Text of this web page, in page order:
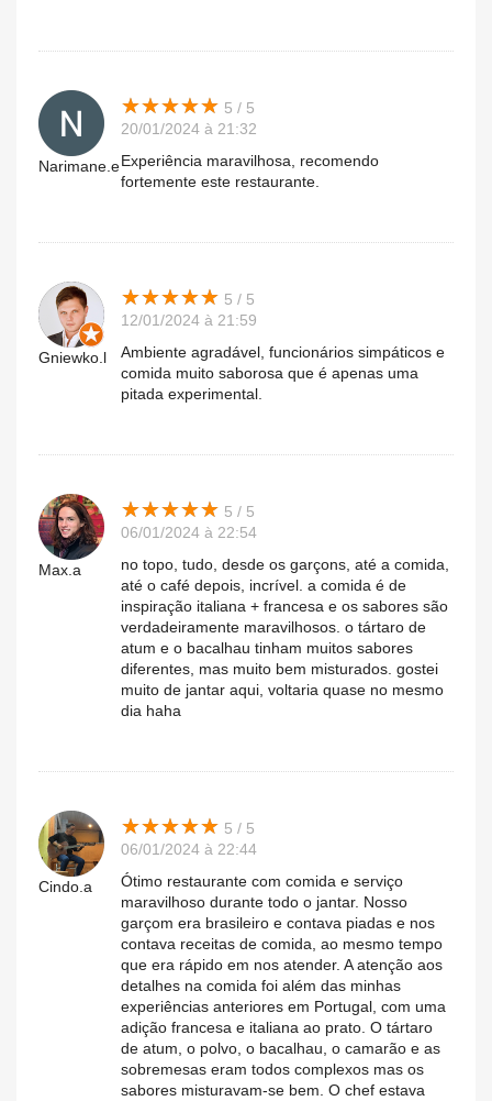
Narimane.e
★★★★★
★★★★★ 5 / 5
20/01/2024 à 21:32
Experiência maravilhosa, recomendo
fortemente este restaurante.
Gniewko.l
★★★★★
★★★★★ 5 / 5
12/01/2024 à 21:59
Ambiente agradável, funcionários simpáticos e
comida muito saborosa que é apenas uma
pitada experimental.
Max.a
★★★★★
★★★★★ 5 / 5
06/01/2024 à 22:54
no topo, tudo, desde os garçons, até a comida,
até o café depois, incrível. a comida é de
inspiração italiana + francesa e os sabores são
verdadeiramente maravilhosos. o tártaro de
atum e o bacalhau tinham muitos sabores
diferentes, mas muito bem misturados. gostei
muito de jantar aqui, voltaria quase no mesmo
dia haha
Cindo.a
★★★★★
★★★★★ 5 / 5
06/01/2024 à 22:44
Ótimo restaurante com comida e serviço
maravilhoso durante todo o jantar. Nosso
garçom era brasileiro e contava piadas e nos
contava receitas de comida, ao mesmo tempo
que era rápido em nos atender. A atenção aos
detalhes na comida foi além das minhas
experiências anteriores em Portugal, com uma
adição francesa e italiana ao prato. O tártaro
de atum, o polvo, o bacalhau, o camarão e as
sobremesas eram todos complexos mas os
sabores misturavam-se bem. O chef estava